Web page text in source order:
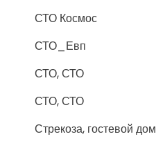
СТО Космос
СТО_Евп
СТО, СТО
СТО, СТО
Стрекоза, гостевой дом